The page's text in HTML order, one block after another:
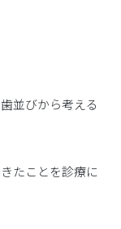
並びから考える
たことを診療に